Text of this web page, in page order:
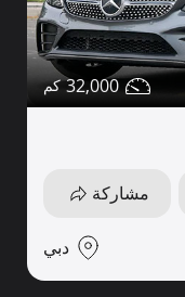
32,000
مشاركة
دبي